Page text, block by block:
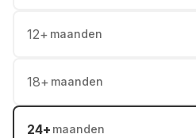
12+ maanden
18+ maanden
24+ maanden